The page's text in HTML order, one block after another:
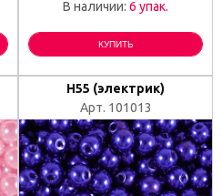
В наличии: 6 упак.
КУПИТЬ
H55 (электрик)
Арт. 101013